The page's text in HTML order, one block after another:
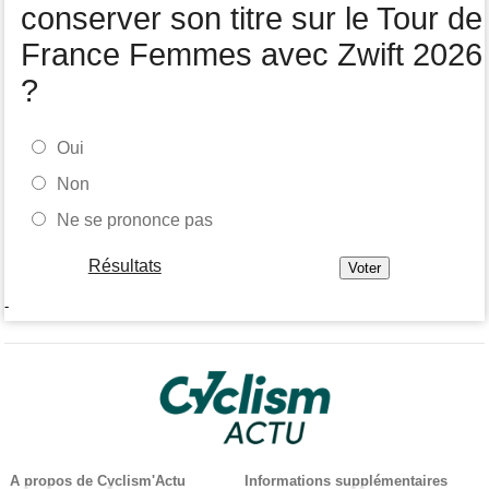
conserver son titre sur le Tour de
France Femmes avec Zwift 2026
?
Oui
Non
Ne se prononce pas
Résultats
-
A propos de Cyclism'Actu Informations supplémentaires